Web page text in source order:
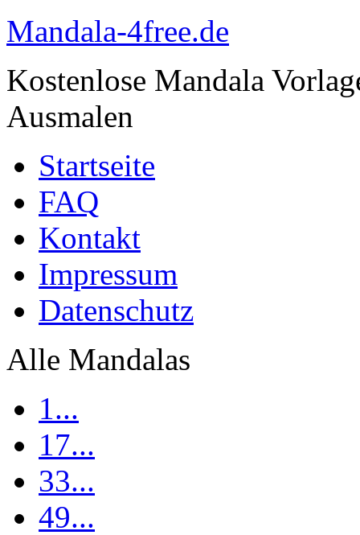
Mandala-4free.de
Kostenlose Mandala
Ausmalen
Startseite
FAQ
Kontakt
Impressum
Datenschutz
Alle Mandalas
1...
17...
33...
49...